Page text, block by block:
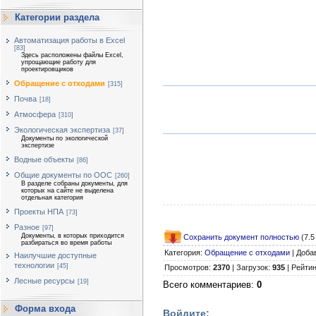
Категории раздела
Автоматизация работы в Excel
[83]
Здесь расположены файлы Excel,
упрощающие работу для
проектировщиков
Обращение с отходами [315]
Почва [18]
Атмосфера [310]
Экологическая экспертиза [37]
Документы по экологической
экспертизе
Водные объекты [86]
Общие документы по ООС [260]
В разделе собраны документы, для
которых на сайте не выделена
отдельная категория
Проекты НПА [73]
Разное [97]
Документы, в которых приходится
разбираться во время работы
Наилучшие доступные
технологии [45]
Лесные ресурсы [19]
Форма входа
Сохранить документ полностью (7.5
Категория: Обращение с отходами
Просмотров: 2370 Загрузок: 935
Всего комментариев: 0
Войдите: